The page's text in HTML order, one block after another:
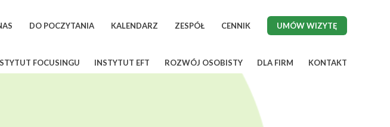
DO POCZYTANIA KALENDARZ ZESPÓŁ CENNIK UMÓW WIZYTĘ
FOCUSINGU INSTYTUT EFT ROZWÓJ OSOBISTY DLA FIRM KONTAKT